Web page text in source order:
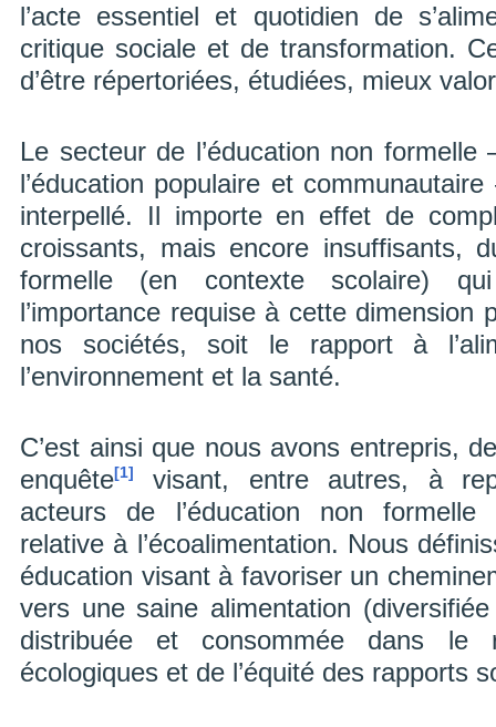
l’acte essentiel et quotidien de
critique sociale et de transformation.
d’être répertoriées, étudiées, mieux
Le secteur de l’éducation non formelle
l’éducation populaire et
interpellé. Il importe en effet de
croissants, mais encore insuffisants,
formelle (en contexte scolaire)
l’importance requise à cette dimension
nos sociétés, soit le rapport à
l’environnement et la santé.
C’est ainsi que nous avons entrepris,
enquête[1]
visant, entre autres, à
acteurs de l’éducation non formelle
relative à l’écoalimentation. Nous
éducation visant à favoriser un
vers une saine alimentation
distribuée et consommée dans le
écologiques et de l’équité des rapports